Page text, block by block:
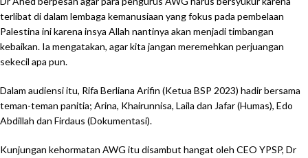
terlibat di dalam lembaga kemanusiaan yang fokus pada pembelaan
Palestina ini karena insya Allah nantinya akan menjadi timbangan
kebaikan. Ia mengatakan, agar kita jangan meremehkan perjuangan
sekecil apa pun.
Dalam audiensi itu, Rifa Berliana Arifin (Ketua BSP 2023) hadir bersama
teman-teman panitia; Arina, Khairunnisa, Laila dan Jafar (Humas), Edo
Abdillah dan Firdaus (Dokumentasi).
Kunjungan kehormatan AWG itu disambut hangat oleh CEO YPSP, Dr